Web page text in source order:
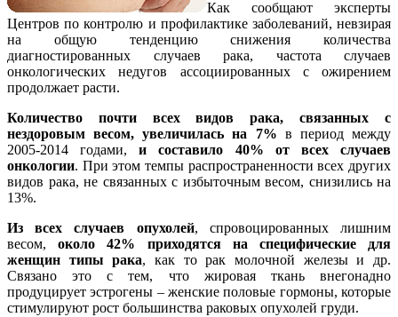
Как сообщают эксперты
Центров по контролю и профилактике заболеваний, невзирая
на общую тенденцию снижения количества
диагностированных случаев рака, частота случаев
онкологических недугов ассоциированных с ожирением
продолжает расти.
Количество почти всех видов рака, связанных с
нездоровым весом, увеличилась на 7% в период между
2005-2014 годами,и составило 40% от всех случаев
онкологии. При этом темпы распространенности всех других
видов рака, не связанных с избыточным весом, снизились на
13%.
Из всех случаев опухолей, спровоцированных лишним
весом,около 42% приходятся на специфические для
женщин типы рака, как то рак молочной железы и др.
Связано это с тем, что жировая ткань внегонадно
продуцирует эстрогены – женские половые гормоны, которые
стимулируют рост большинства раковых опухолей груди.